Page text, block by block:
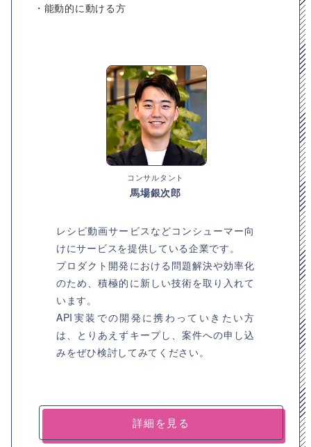
・能動的に動ける方
コンサルタント
馬場銀次郎
レシピ動画サービスなどコンシューマー向
けにサービスを提供している企業です。
プロダクト開発における問題解決や効率化
のため、積極的に新しい技術を取り入れて
います。
API実装での開発に携わっていきたい方
は、とりあえずキープし、案件への申し込
みをぜひ検討してみてください。
詳細を見る